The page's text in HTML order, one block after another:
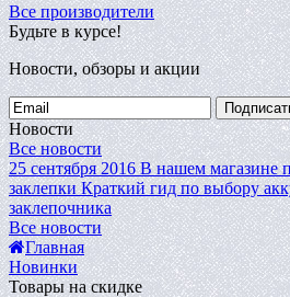
Все производители
Будьте в курсе!
Новости, обзоры и акции
Новости
Все новости
25 сентября 2016 В нашем магазине
заклепки Краткий гид по выбору
заклепочника
Все новости
Главная
Новинки
Товары на скидке